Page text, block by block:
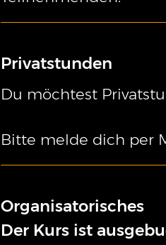
Privatstunden
Du möchtest
Bitte melde dich per
Organisatorisches
Der Kurs ist